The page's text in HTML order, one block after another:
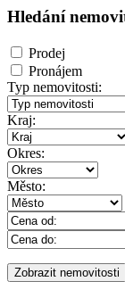
Hledání
Prodej
Pronájem
Typ nemovitosti:
Kraj:
Okres:
Město: